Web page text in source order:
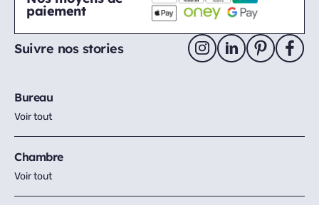
paiement
Suivre nos stories
Bureau
Voir tout
Chambre
Voir tout